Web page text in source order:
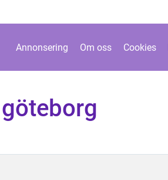
Annonsering Om oss Cookies